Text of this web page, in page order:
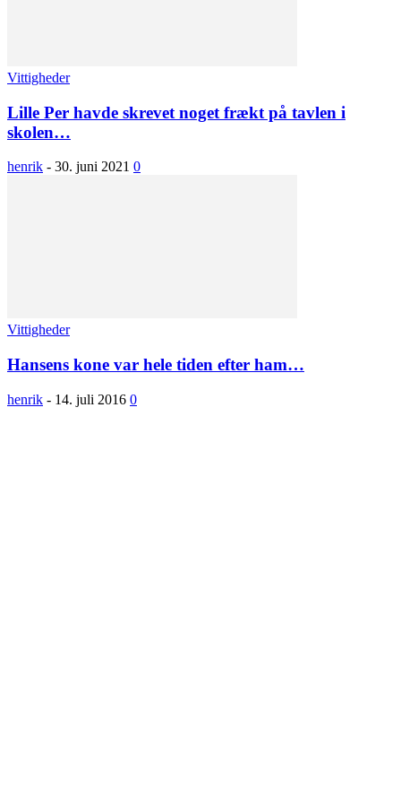
Vittigheder
Lille Per havde skrevet noget frækt på tavlen i
skolen…
henrik - 30. juni 2021 0
Vittigheder
Hansens kone var hele tiden efter ham…
henrik - 14. juli 2016 0